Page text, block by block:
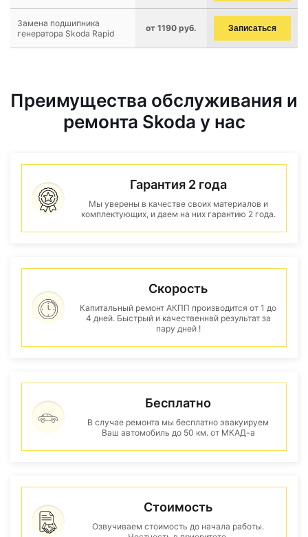
Замена подшипника
генератора Skoda Rapid
от 1190 руб. Записаться
Преимущества обслуживания и
ремонта Skoda у нас
Гарантия 2 года
Мы уверены в качестве своих материалов и
комплектующих, и даем на них гарантию 2 года.
Скорость
Капитальный ремонт АКПП производится от 1 до
4 дней. Быстрый и качественнвй результат за
пару дней !
Бесплатно
В случае ремонта мы бесплатно эвакуируем
Ваш автомобиль до 50 км. от МКАД-а
Стоимость
Озвучиваем стоимость до начала работы.